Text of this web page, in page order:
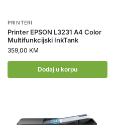
PRINTERI
Printer EPSON L3231 A4 Color
Multifunkcijski InkTank
359,00 KM
Dodaj u korpu